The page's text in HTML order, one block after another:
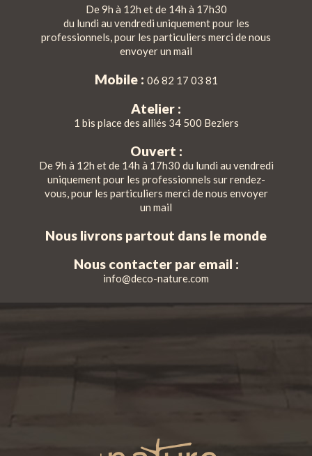
De 9h à 12h et de 14h à 17h30
du lundi au vendredi uniquement pour les
professionnels, pour les particuliers merci de nous
envoyer un mail
Mobile : 06 82 17 03 81
Atelier :
1 bis place des alliés 34 500 Beziers
Ouvert :
De 9h à 12h et de 14h à 17h30 du lundi au vendredi
uniquement pour les professionnels sur rendez-
vous, pour les particuliers merci de nous envoyer
un mail
Nous livrons partout dans le monde
Nous contacter par email :
info@deco-nature.com